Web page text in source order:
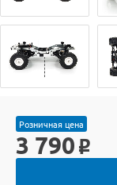
Розничная цена
3 790 o